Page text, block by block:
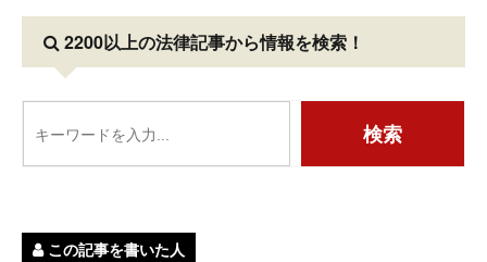
2200以上の法律記事から情報を検索！
この記事を書いた人